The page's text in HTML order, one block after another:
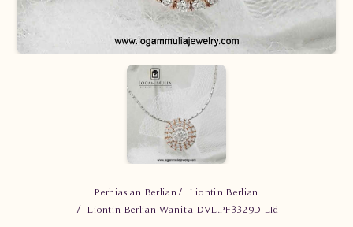
Perhiasan Berlian
Liontin Berlian
Liontin Berlian Wanita DVL.PF3329D LTd